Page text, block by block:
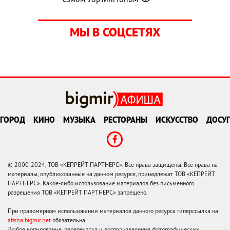
МЫ В СОЦСЕТЯХ
ГОРОД КИНО МУЗЫКА РЕСТОРАНЫ ИСКУССТВО ДОСУГ
© 2000-2024, ТОВ «КЕПРЕЙТ ПАРТНЕРС». Все права защищены. Все права на
материалы, опубликованные на данном ресурсе, принадлежат ТОВ «КЕПРЕЙТ
ПАРТНЕРС». Какое-либо использование материалов без письменного
разрешения ТОВ «КЕПРЕЙТ ПАРТНЕРС» запрещено.
При правомерном использовании материалов данного ресурса гиперссылка на
afisha.bigmir.net обязательна.